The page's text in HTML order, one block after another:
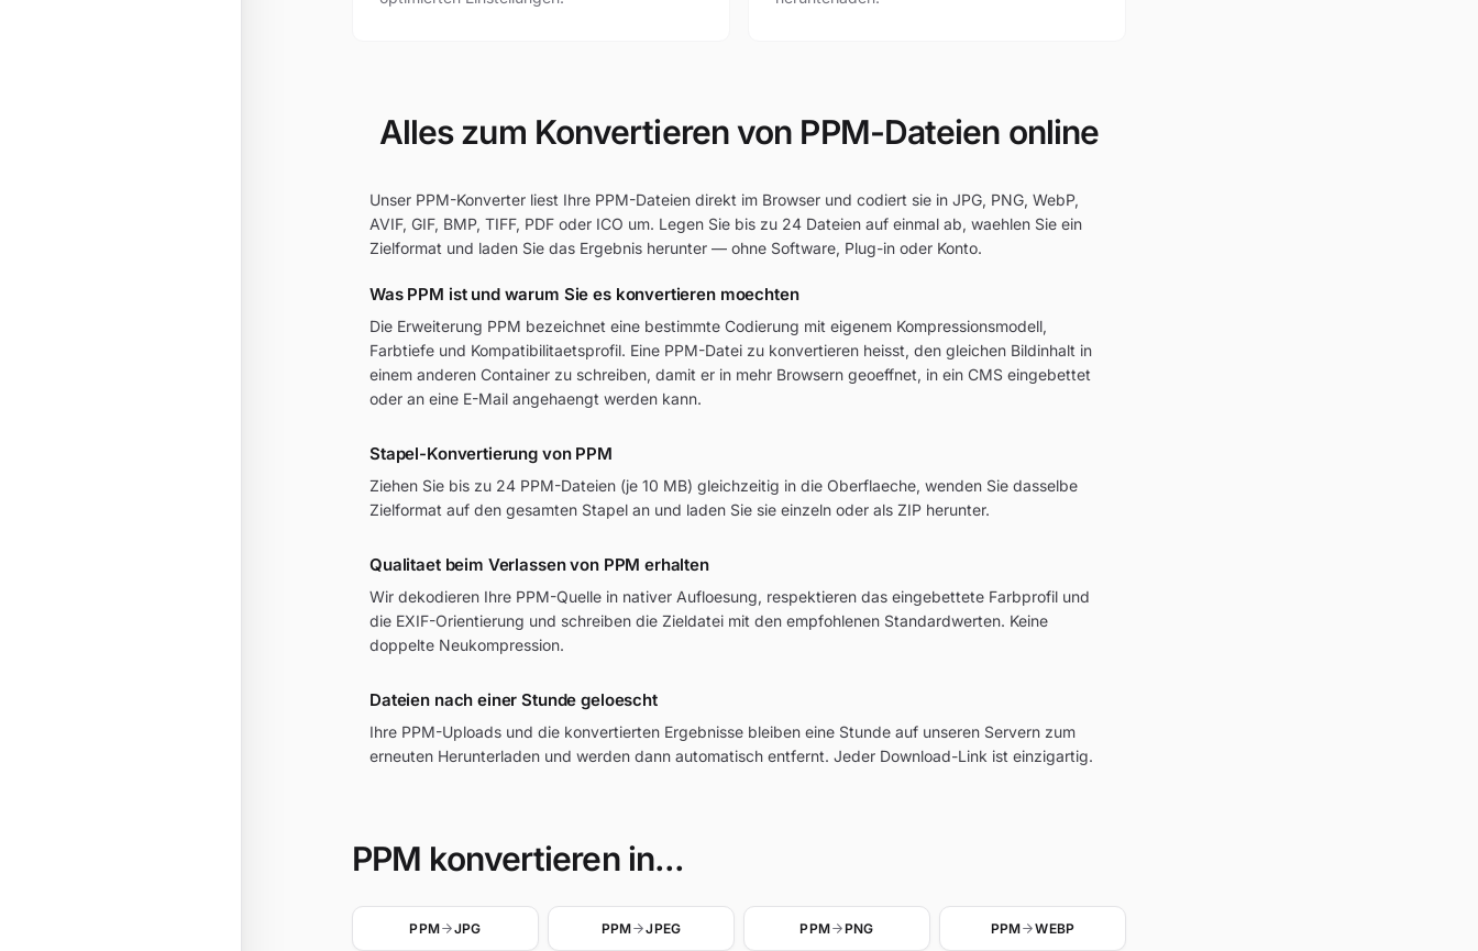
Alles zum Konvertieren von PPM-Dateien online
Unser PPM-Konverter liest Ihre PPM-Dateien direkt im Browser und codiert sie in JPG, PNG, WebP,
AVIF, GIF, BMP, TIFF, PDF oder ICO um. Legen Sie bis zu 24 Dateien auf einmal ab, waehlen Sie ein
Zielformat und laden Sie das Ergebnis herunter — ohne Software, Plug-in oder Konto.
Was PPM ist und warum Sie es konvertieren moechten
Die Erweiterung PPM bezeichnet eine bestimmte Codierung mit eigenem Kompressionsmodell,
Farbtiefe und Kompatibilitaetsprofil. Eine PPM-Datei zu konvertieren heisst, den gleichen Bildinhalt in
einem anderen Container zu schreiben, damit er in mehr Browsern geoeffnet, in ein CMS eingebettet
oder an eine E-Mail angehaengt werden kann.
Stapel-Konvertierung von PPM
Ziehen Sie bis zu 24 PPM-Dateien (je 10 MB) gleichzeitig in die Oberflaeche, wenden Sie dasselbe
Zielformat auf den gesamten Stapel an und laden Sie sie einzeln oder als ZIP herunter.
Qualitaet beim Verlassen von PPM erhalten
Wir dekodieren Ihre PPM-Quelle in nativer Aufloesung, respektieren das eingebettete Farbprofil und
die EXIF-Orientierung und schreiben die Zieldatei mit den empfohlenen Standardwerten. Keine
doppelte Neukompression.
Dateien nach einer Stunde geloescht
Ihre PPM-Uploads und die konvertierten Ergebnisse bleiben eine Stunde auf unseren Servern zum
erneuten Herunterladen und werden dann automatisch entfernt. Jeder Download-Link ist einzigartig.
PPM konvertieren in...
PPM JPG PPM JPEG PPM PNG PPM WEBP